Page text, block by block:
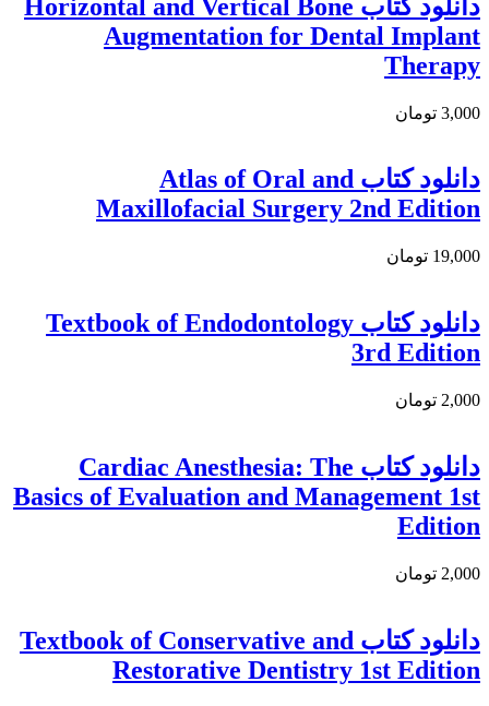
دانلود کتاب Horizontal and Vertical Bone
Augmentation for Dental Implant
Therapy
3,000 تومان
دانلود کتاب Atlas of Oral and
Maxillofacial Surgery 2nd Edition
19,000 تومان
دانلود کتاب Textbook of Endodontology
3rd Edition
2,000 تومان
دانلود کتاب Cardiac Anesthesia: The
Basics of Evaluation and Management 1st
Edition
2,000 تومان
دانلود كتاب Textbook of Conservative and
Restorative Dentistry 1st Edition